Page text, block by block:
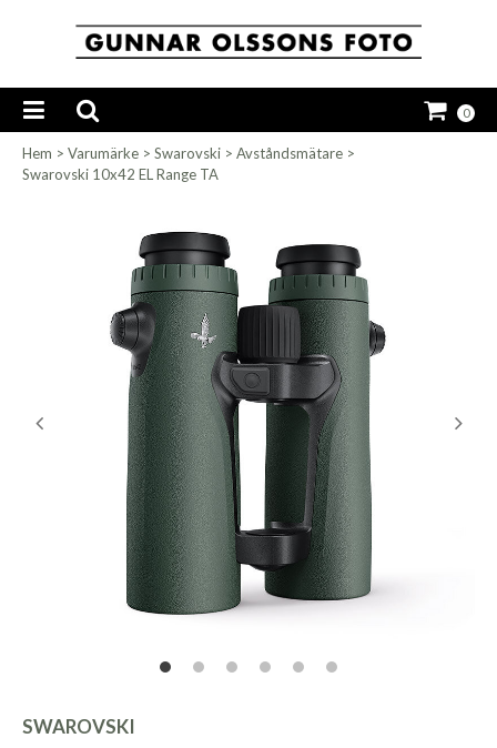
0
Hem > Varumärke > Swarovski > Avståndsmätare >
Swarovski 10x42 EL Range TA
SWAROVSKI